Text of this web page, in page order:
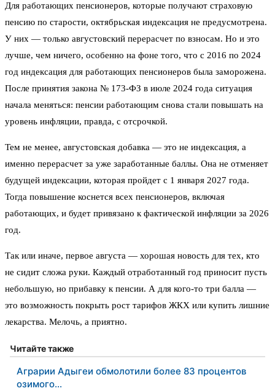
Для работающих пенсионеров, которые получают страховую
пенсию по старости, октябрьская индексация не предусмотрена.
У них — только августовский перерасчет по взносам. Но и это
лучше, чем ничего, особенно на фоне того, что с 2016 по 2024
год индексация для работающих пенсионеров была заморожена.
После принятия закона № 173-ФЗ в июле 2024 года ситуация
начала меняться: пенсии работающим снова стали повышать на
уровень инфляции, правда, с отсрочкой.
Тем не менее, августовская добавка — это не индексация, а
именно перерасчет за уже заработанные баллы. Она не отменяет
будущей индексации, которая пройдет с 1 января 2027 года.
Тогда повышение коснется всех пенсионеров, включая
работающих, и будет привязано к фактической инфляции за 2026
год.
Так или иначе, первое августа — хорошая новость для тех, кто
не сидит сложа руки. Каждый отработанный год приносит пусть
небольшую, но прибавку к пенсии. А для кого-то три балла —
это возможность покрыть рост тарифов ЖКХ или купить лишние
лекарства. Мелочь, а приятно.
Читайте также
Аграрии Адыгеи обмолотили более 83 процентов
озимого…